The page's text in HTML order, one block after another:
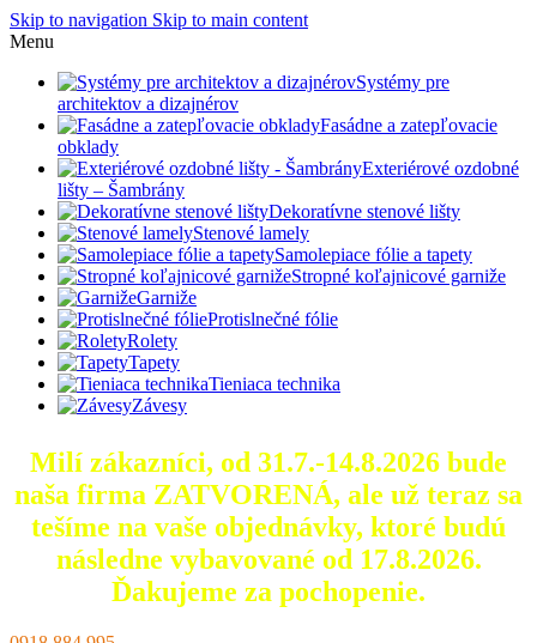
Skip to navigation Skip to main content
Menu
Systémy pre
architektov a dizajnérov
Fasádne a zatepľovacie
obklady
Exteriérové ozdobné
lišty – Šambrány
Dekoratívne stenové lišty
Stenové lamely
Samolepiace fólie a tapety
Stropné koľajnicové garniže
Garniže
Protislnečné fólie
Rolety
Tapety
Tieniaca technika
Závesy
Milí zákazníci, od 31.7.-14.8.2026 bude
naša firma ZATVORENÁ, ale už teraz sa
tešíme na vaše objednávky, ktoré budú
následne vybavované od 17.8.2026.
Ďakujeme za pochopenie.